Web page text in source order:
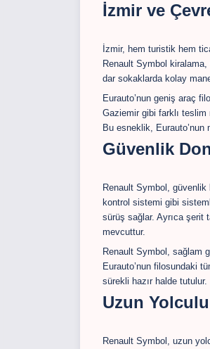
İzmir ve
İzmir, hem turistik hem
Renault Symbol
dar sokaklarda kolay
Eurauto’nun geniş araç
Gaziemir gibi farklı teslim
Bu esneklik, Eurauto’nun
Güvenlik
Renault Symbol,
kontrol sistemi gibi
sürüş sağlar. Ayrıca şerit
mevcuttur.
Renault Symbol, sağlam
Eurauto’nun filosundaki
sürekli hazır halde tutulur.
Uzun
Renault Symbol, uzun